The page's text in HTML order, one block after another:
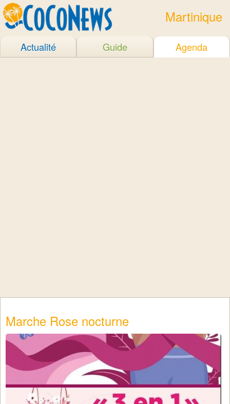
Martinique
Actualité Guide Agenda
Marche Rose nocturne